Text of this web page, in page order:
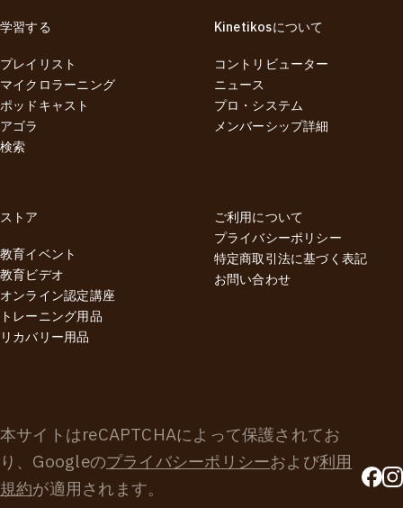
学習する
プレイリスト
マイクロラーニング
ポッドキャスト
アゴラ
検索
Kinetikosについて
コントリビューター
ニュース
プロ・システム
メンバーシップ詳細
ストア
教育イベント
教育ビデオ
オンライン認定講座
トレーニング用品
リカバリー用品
ご利用について
プライバシーポリシー
特定商取引法に基づく表記
お問い合わせ
本サイトはreCAPTCHAによって保護されてお
り、Googleのプライバシーポリシーおよび利用
規約が適用されます。